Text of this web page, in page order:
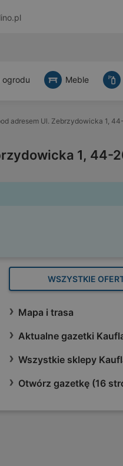
ogrodu Meble
adresem Ul. Zebrzydowicka 1,
1, 44-
WSZYSTKIE
Mapa i trasa
Aktualne gazetki
Wszystkie sklepy
Otwórz gazetkę (16